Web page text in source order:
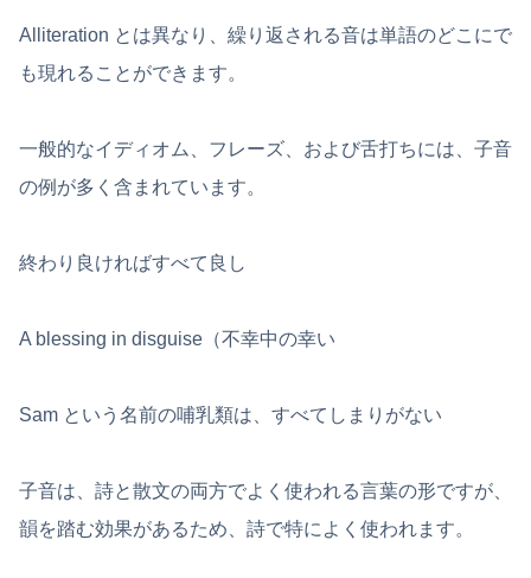
Alliteration とは異なり、繰り返される音は単語のどこにで
も現れることができます。
一般的なイディオム、フレーズ、および舌打ちには、子音
の例が多く含まれています。
終わり良ければすべて良し
A blessing in disguise（不幸中の幸い
Sam という名前の哺乳類は、すべてしまりがない
子音は、詩と散文の両方でよく使われる言葉の形ですが、
韻を踏む効果があるため、詩で特によく使われます。